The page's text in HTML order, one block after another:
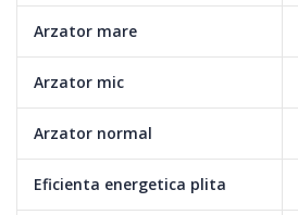
Arzator mare
Arzator mic
Arzator normal
Eficienta energetica plita